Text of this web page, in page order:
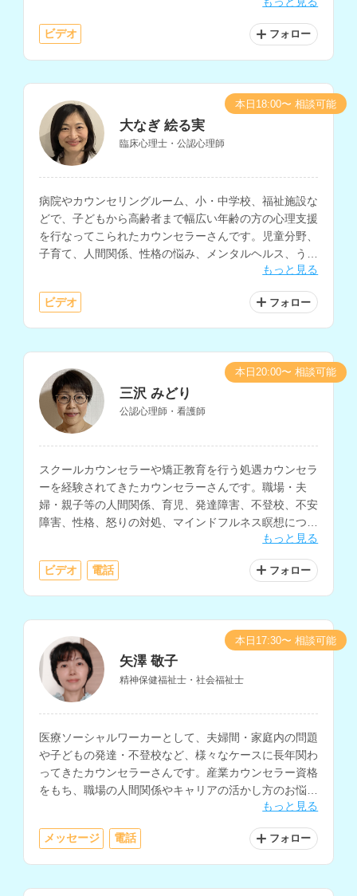
ビデオ フォロー
大なぎ 絵る実
臨床心理士・公認心理師
病院やカウンセリングルーム、小・中学校、福祉施設な
どで、子どもから高齢者まで幅広い年齢の方の心理支援
を行なってこられたカウンセラーさんです。児童分野、
子育て、人間関係、性格の悩み、メンタルヘルス、うつ
等の相談を得意とされており、英語での相談も可能で
す。
もっと見る
ビデオ フォロー
本日18:00〜 相談可能
三沢 みどり
公認心理師・看護師
スクールカウンセラーや矯正教育を行う処遇カウンセラ
ーを経験されてきたカウンセラーさんです。職場・夫
婦・親子等の人間関係、育児、発達障害、不登校、不安
障害、性格、怒りの対処、マインドフルネス瞑想につい
ての相談も得意とされ、精神科等の看護師の経験もお持
もっと見る
ビデオ 電話 フォロー
本日20:00〜 相談可能
矢澤 敬子
精神保健福祉士・社会福祉士
医療ソーシャルワーカーとして、夫婦間・家庭内の問題
や子どもの発達・不登校など、様々なケースに長年関わ
ってきたカウンセラーさんです。産業カウンセラー資格
をもち、職場の人間関係やキャリアの活かし方のお悩み
もっと見る
メッセージ 電話 フォロー
本日17:30〜 相談可能